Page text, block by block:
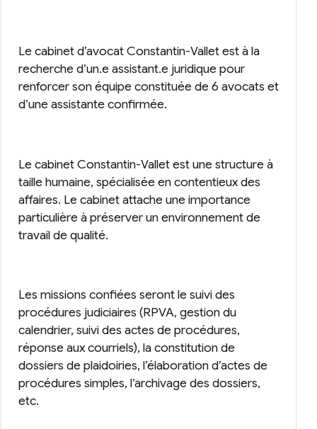
Le cabinet d’avocat Constantin-Vallet est à la
recherche d’un.e assistant.e juridique pour
renforcer son équipe constituée de 6 avocats et
d’une assistante confirmée.
Le cabinet Constantin-Vallet est une structure à
taille humaine, spécialisée en contentieux des
affaires. Le cabinet attache une importance
particulière à préserver un environnement de
travail de qualité.
Les missions confiées seront le suivi des
procédures judiciaires (RPVA, gestion du
calendrier, suivi des actes de procédures,
réponse aux courriels), la constitution de
dossiers de plaidoiries, l’élaboration d’actes de
procédures simples, l’archivage des dossiers,
etc.